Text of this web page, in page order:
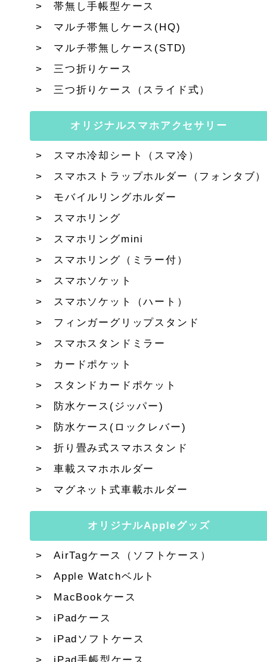
帯無し手帳型ケース
マルチ帯無しケース(HQ)
マルチ帯無しケース(STD)
三つ折りケース
三つ折りケース（スライド式）
オリジナルスマホアクセサリー
スマホ冷却シート（スマ冷）
スマホストラップホルダー（フォンタブ）
モバイルリングホルダー
スマホリング
スマホリングmini
スマホリング（ミラー付）
スマホソケット
スマホソケット（ハート）
フィンガーグリップスタンド
スマホスタンドミラー
カードポケット
スタンドカードポケット
防水ケース(ジッパー)
防水ケース(ロックレバー)
折り畳み式スマホスタンド
車載スマホホルダー
マグネット式車載ホルダー
オリジナルAppleグッズ
AirTagケース（ソフトケース）
Apple Watchベルト
MacBookケース
iPadケース
iPadソフトケース